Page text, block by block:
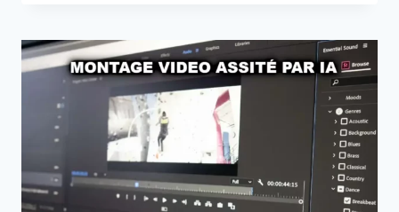
L’INSTA360
X4
POUR
REFROIDIR